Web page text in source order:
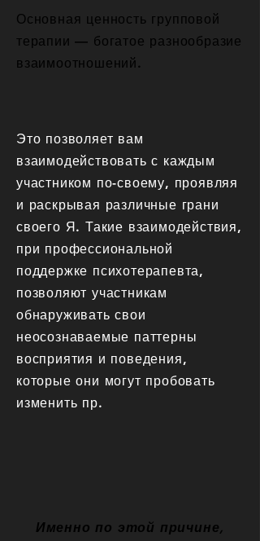
Основная ценность групповой
терапии — богатое разнообразие
взаимоотношений.
Это позволяет вам
взаимодействовать с каждым
участником по-своему, проявляя
и раскрывая различные грани
своего Я. Такие взаимодействия,
при профессиональной
поддержке психотерапевта,
позволяют участникам
обнаруживать свои
неосознаваемые паттерны
восприятия и поведения,
которые они могут пробовать
изменить пр.
Именно по этой причине,